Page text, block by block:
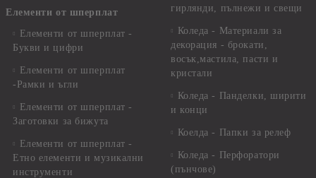
Елементи от шперплат
Елементи от шперплат -
Букви и цифри
Елементи от шперплат
-Рамки и ъгли
Елементи от шперплат -
Заготовки за бижута
Елементи от шперплат -
Етно елементи и музикални
инструменти
гирлянди, пълнежи и свещи
Коледа - Материали за
декорация - брокати,
восък,мастила, пасти и
кристали
Коледа - Панделки, ширити
и конци
Коелда - Папки за релеф
Коледа - Перфоратори
(пънчове)